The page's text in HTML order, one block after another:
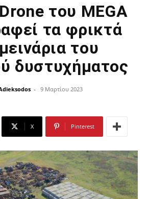
του MEGA
τα φρικτά
του
δυστυχήματος
- 9 Μαρτίου 2023
X Pinterest